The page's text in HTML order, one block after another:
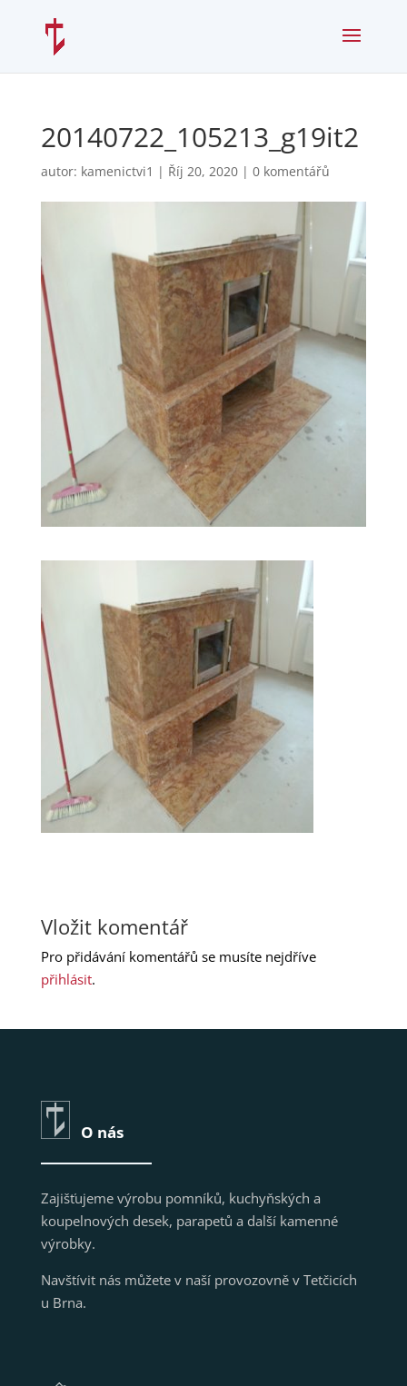
20140722_105213_g19it2
autor: kamenictvi1 | Říj 20, 2020| 0 komentářů
Vložit komentář
Pro přidávání komentářů se musíte nejdříve
přihlásit.
O nás
Zajišťujeme výrobu pomníků, kuchyňských a
koupelnových desek, parapetů a další kamenné
výrobky.
Navštívit nás můžete v naší provozovně v Tetčicích
u Brna.